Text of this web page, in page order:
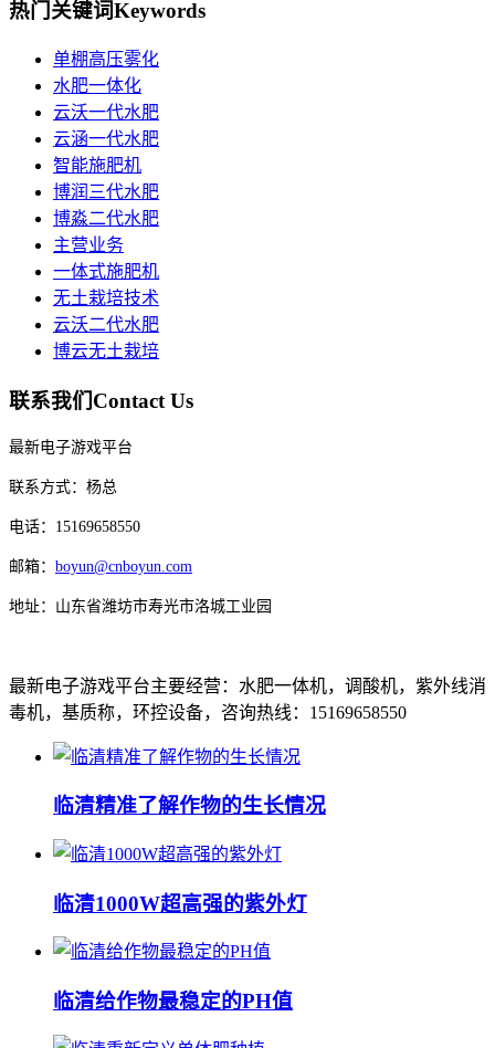
热门关键词Keywords
单棚高压雾化
水肥一体化
云沃一代水肥
云涵一代水肥
智能施肥机
博润三代水肥
博淼二代水肥
主营业务
一体式施肥机
无土栽培技术
云沃二代水肥
博云无土栽培
联系我们Contact Us
最新电子游戏平台
联系方式：杨总
电话：15169658550
邮箱： boyun@cnboyun.com
地址：山东省潍坊市寿光市洛城工业园
最新电子游戏平台主要经营：水肥一体机，调酸机，紫外线消
毒机，基质称，环控设备，咨询热线：15169658550
临清精准了解作物的生长情况
临清1000W超高强的紫外灯
临清给作物最稳定的PH值